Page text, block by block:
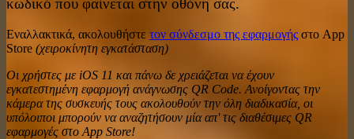
κωδικό που φαίνεται στην οθόνη σας.
Εναλλακτικά, ακολουθήστε τον σύνδεσμο της εφαρμογής στο App
Store (χειροκίνητη εγκατάσταση)
Οι χρήστες με iOS 11 και πάνω δε χρειάζεται να έχουν
εγκατεστημένη εφαρμογή ανάγνωσης QR Code. Ανοίγοντας την
κάμερα της συσκευής τους ακολουθούν την όλη διαδικασία, οι
υπόλοιποι μπορούν να αναζητήσουν μία απ' τις διαθέσιμες QR
εφαρμογές στο App Store!